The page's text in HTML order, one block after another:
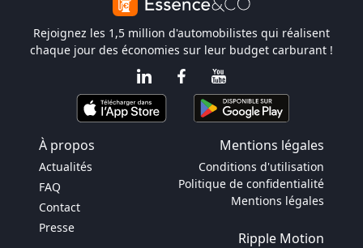
Rejoignez les 1,5 million d'automobilistes qui réalisent
chaque jour des économies sur leur budget carburant !
À propos Mentions légales
Actualités
FAQ
Contact
Presse
Conditions d'utilisation
Politique de confidentialité
Mentions légales
Ripple Motion